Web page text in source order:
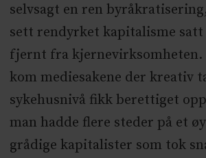
selvsagt en ren
sett rendyrket kapitalisme satt
fjernt fra
kom mediesakene der kreativ
sykehusnivå fikk berettiget
man hadde flere steder på et
grådige kapitalister som tok